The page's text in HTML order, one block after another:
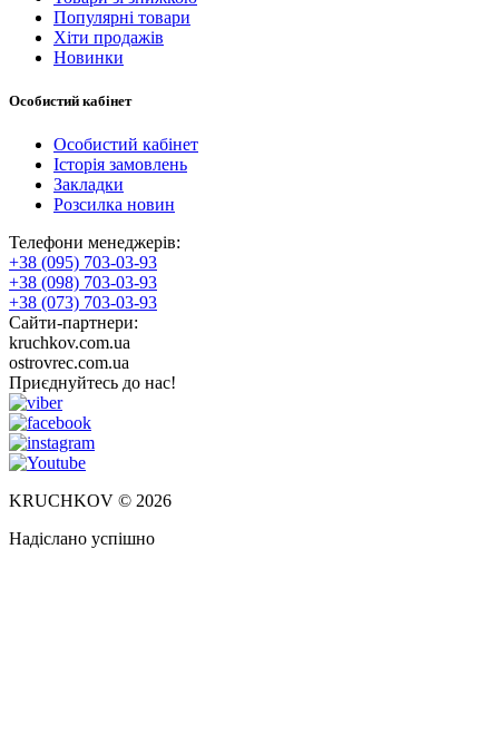
Популярні товари
Хіти продажів
Новинки
Особистий кабінет
Особистий кабінет
Історія замовлень
Закладки
Розсилка новин
Телефони менеджерів:
+38 (095) 703-03-93
+38 (098) 703-03-93
+38 (073) 703-03-93
Сайти-партнери:
kruchkov.com.ua
ostrovrec.com.ua
Приєднуйтесь до нас!
KRUCHKOV © 2026
Надіслано успішно